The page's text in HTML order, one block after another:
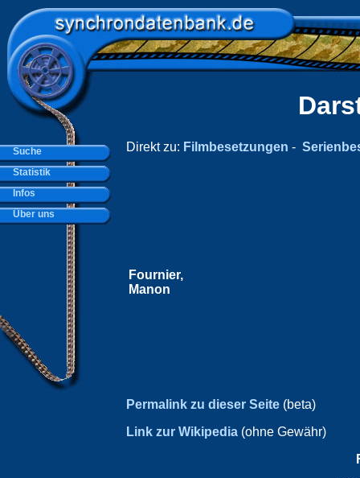
Direkt zu: Filmbesetzungen -
Fournier,
Manon
Permalink zu dieser Seite (beta)
Link zur Wikipedia (ohne Gewähr)
Suche
Statistik
Infos
Über uns